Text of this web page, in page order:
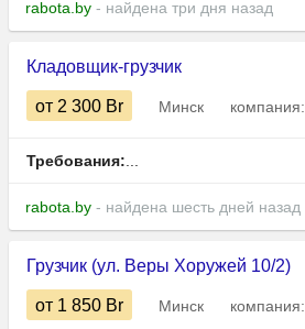
rabota.by - найдена три дня назад
Кладовщик-грузчик
от 2 300 Br Минск компания:
Требования:...
rabota.by - найдена шесть дней назад
Грузчик (ул. Веры Хоружей 10/2)
от 1 850 Br Минск компания: